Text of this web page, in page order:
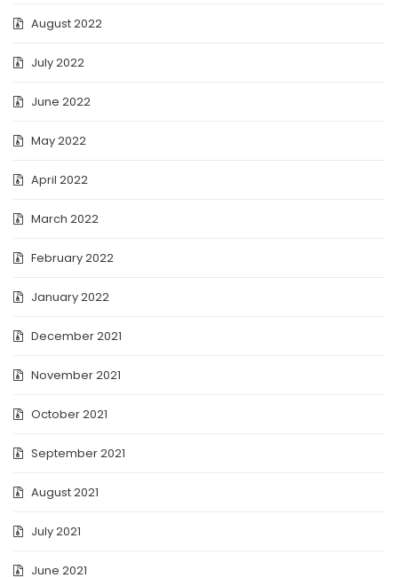
August 2022
July 2022
June 2022
May 2022
April 2022
March 2022
February 2022
January 2022
December 2021
November 2021
October 2021
September 2021
August 2021
July 2021
June 2021